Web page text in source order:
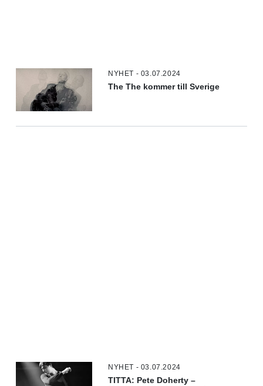
NYHET - 03.07.2024
The The kommer till Sverige
NYHET - 03.07.2024
TITTA: Pete Doherty –